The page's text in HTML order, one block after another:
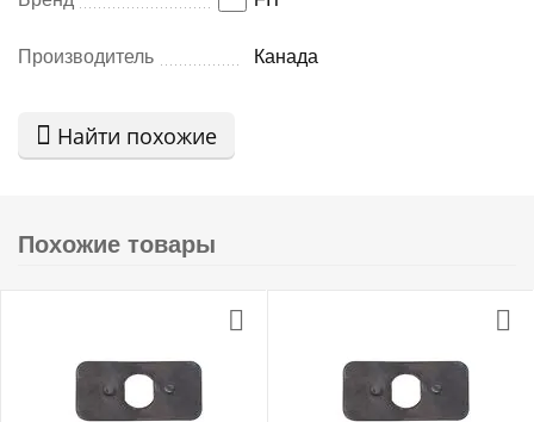
Производитель Канада
Найти похожие
Похожие товары